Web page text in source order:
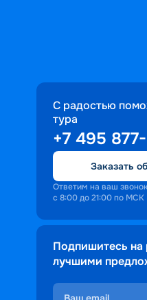
С радостью
тура
+7 495
Заказать
Ответим на ваш
с 8:00 до 21:00 по МСК
Подпишитесь на
лучшими